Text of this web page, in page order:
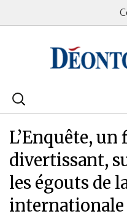
Rechercher
Bourse
Placements
Assurance Vie
L’Enquête,
divertissant,
les égouts de
internationale